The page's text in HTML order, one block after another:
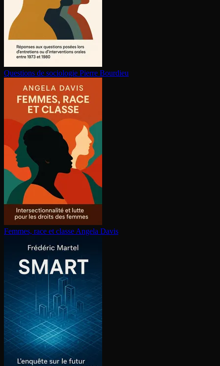
Questions de sociologie Pierre Bourdieu
Femmes, race et classe Angela Davis